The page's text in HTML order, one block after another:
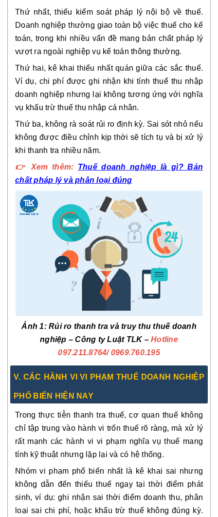
Thứ nhất,thiếu kiểm soát pháp lý nội bộ về thuế.
Doanh nghiệp thường giao toàn bộ việc thuế cho kế
toán, trong khi nhiều vấn đề mang bản chất pháp lý
vượt ra ngoài nghiệp vụ kế toán thông thường.
Thứ hai, kê khai thiếu nhất quán giữa các sắc thuế.
Ví dụ, chi phí được ghi nhận khi tính thuế thu nhập
doanh nghiệp nhưng lại không tương ứng với nghĩa
vụ khấu trừ thuế thu nhập cá nhân.
Thứ ba, không rà soát rủi ro định kỳ. Sai sót nhỏ nếu
không được điều chỉnh kịp thời sẽ tích tụ và bị xử lý
khi thanh tra nhiều năm.
👉
Xem thêm: Thuế doanh nghiệp là gì? Bản
chất pháp lý và phân loại đúng
Ảnh 1: Rủi ro thanh tra và truy thu thuế doanh
nghiệp – Công ty Luật TLK –Hotline
097.211.8764/ 0969.760.195
V. CÁC HÀNH VI VI PHẠM THUẾ DOANH NGHIỆP
PHỔ BIẾN HIỆN NAY
Trong thực tiễn thanh tra thuế, cơ quan thuế không
chỉ tập trung vào hành vi trốn thuế rõ ràng, mà xử lý
rất mạnh các hành vi vi phạm nghĩa vụ thuế mang
tính kỹ thuật nhưng lặp lại và có hệ thống.
Nhóm vi phạm phổ biến nhất là kê khai sai nhưng
không dẫn đến thiếu thuế ngay tại thời điểm phát
sinh, ví dụ: ghi nhận sai thời điểm doanh thu, phân
loại sai chi phí, hoặc khấu trừ thuế không đúng kỳ.